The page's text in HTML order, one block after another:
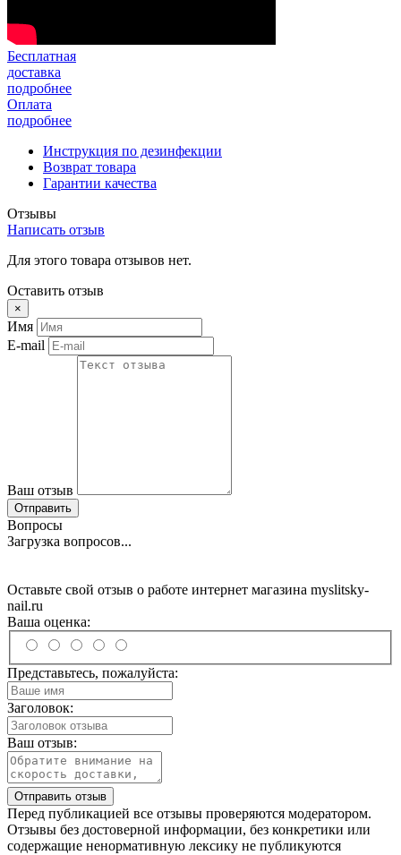
Бесплатная
доставка
подробнее
Оплата
подробнее
Инструкция по дезинфекции
Возврат товара
Гарантии качества
Отзывы
Написать отзыв
Для этого товара отзывов нет.
Оставить отзыв
×
Имя
E-mail
Ваш отзыв
Отправить
Вопросы
Загрузка вопросов...
Оставьте свой отзыв о работе интернет магазина myslitsky-
nail.ru
Ваша оценка:
Представьтесь, пожалуйста:
Заголовок:
Ваш отзыв:
Отправить отзыв
Перед публикацией все отзывы проверяются модератором.
Отзывы без достоверной информации, без конкретики или
содержащие ненормативную лексику не публикуются